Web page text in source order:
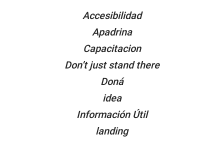
Accesibilidad
Apadrina
Capacitacion
Don’t just stand there
Doná
idea
Información Útil
landing